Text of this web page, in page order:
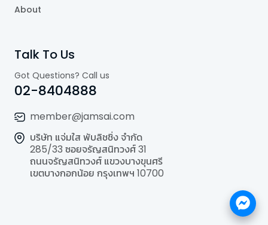
About
Talk To Us
Got Questions? Call us
02-8404888
member@jamsai.com
บริษัท แจ่มใส พับลิชชิ่ง จำกัด
285/33 ซอยจรัญสนิทวงศ์ 31
ถนนจรัญสนิทวงศ์ แขวงบางขุนศรี
เขตบางกอกน้อย กรุงเทพฯ 10700